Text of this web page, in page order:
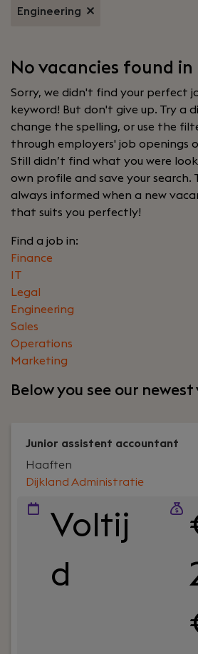
Engineering
No vacancies found in
Sorry, we didn't find your perfect
keyword! But don't give up. Try a
change the spelling, or use the
through employers' job openings
Still didn’t find what you were
own profile and save your search.
always informed when a new
that suits you perfectly!
Find a job in:
Finance
IT
Legal
Engineering
Sales
Operations
Marketing
Below you see our newest
Junior assistent accountant
Dijkland Administratie
Haaften
Voltij
d